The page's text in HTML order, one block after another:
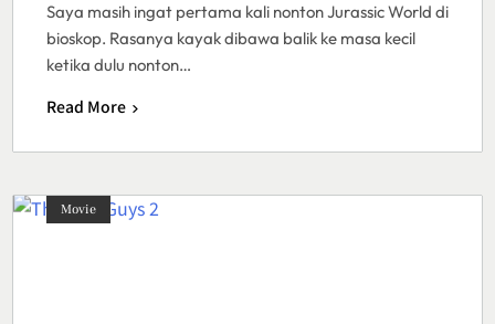
Saya masih ingat pertama kali nonton Jurassic World di
bioskop. Rasanya kayak dibawa balik ke masa kecil
ketika dulu nonton…
Read More
Movie